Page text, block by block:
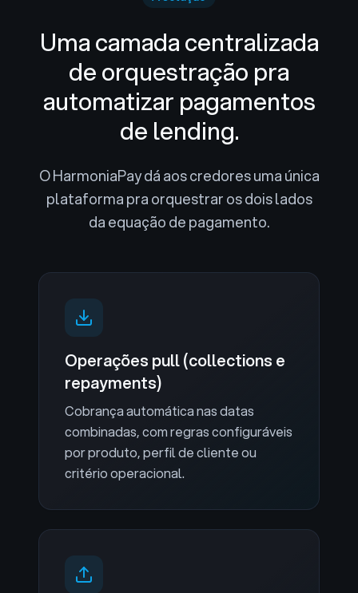
Uma camada centralizada
de orquestração pra
automatizar pagamentos
de lending.
O HarmoniaPay dá aos credores uma única
plataforma pra orquestrar os dois lados
da equação de pagamento.
Operações pull (collections e
repayments)
Cobrança automática nas datas
combinadas, com regras configuráveis
por produto, perfil de cliente ou
critério operacional.